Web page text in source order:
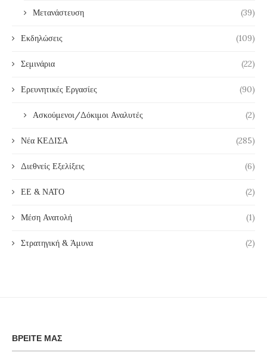
Μετανάστευση (39)
Εκδηλώσεις (109)
Σεμινάρια (22)
Ερευνητικές Εργασίες (90)
Ασκούμενοι/Δόκιμοι Αναλυτές (2)
Νέα ΚΕΔΙΣΑ (285)
Διεθνείς Εξελίξεις (6)
ΕΕ & ΝΑΤΟ (2)
Μέση Ανατολή (1)
Στρατηγική & Άμυνα (2)
ΒΡΕΊΤΕ ΜΑΣ